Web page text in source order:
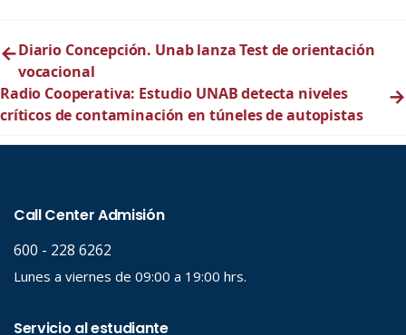
←Diario Concepción. Unab lanza Test de orientación
vocacional
Radio Cooperativa: Estudio UNAB detecta niveles
críticos de contaminación en túneles de autopistas
→